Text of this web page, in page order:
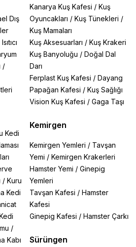
Dış
/
Kedi
/ Kuru
Kedi
/
Kabı
Kanarya Kuş Kafesi / Kuş
Oyuncakları / Kuş Tünekleri /
Kuş Mamaları
Kuş Aksesuarları / Kuş Krakeri
Kuş Banyoluğu / Doğal Dal
Darı
Ferplast Kuş Kafesi / Dayang
Papağan Kafesi / Kuş Sağlığı
Vision Kuş Kafesi / Gaga Taşı
Kemirgen
Kemirgen Yemleri / Tavşan
Yemi / Kemirgen Krakerleri
Hamster Yemi / Ginepig
Yemleri
Tavşan Kafesi / Hamster
Kafesi
Ginepig Kafesi / Hamster Çarkı
Sürüngen